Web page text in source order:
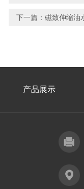
下一篇： 磁致伸缩油
产品展示